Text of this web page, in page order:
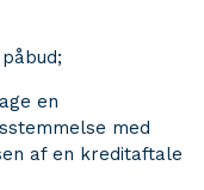
en
med
af en kreditaftale